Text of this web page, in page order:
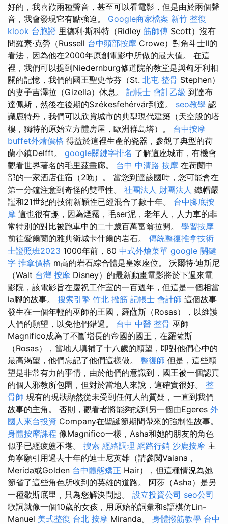
好的，我喜歡兩種聲音，甚至可以看電影，但是由於兩個聲
音，我會發現它有點強迫。 Google商家檔案 新竹 整復
klook 台胞證 里德利·斯科特（Ridley 筋師傅 Scott）沒有
問羅素·克勞（Russell 台中頭部按摩 Crowe）對角斗士II的
看法，因為他在2000年原創電影中所做的最大值。 在這
裡，我們可以提到Niedernburg修道院的教堂是與匈牙利相
關的記憶，我們的國王聖史蒂芬（St. 北屯 整骨 Stephen）
的妻子吉澤拉（Gizella）休息。 記帳士 會計乙級 到達布
達佩斯，然後在後期的Székesfehérvár到達。 seo教學 認
識鹿特丹，我們可以欣賞城市的典型現代建築（天空般的塔
樓，獨特的原始立方體房屋，歐洲群島塔）。 台中按摩
buffet外燴價格 得益於這裡生產的瓷器，參觀了典型的荷
蘭小鎮Delfft。 google關鍵字排名 了解這座城市，有機會
觀看世界著名的毛里茲畫廊。 台中 中清路 按摩 在荷蘭中
部的一家酒店住宿（2晚）。 當您到達該國時，您可能會在
第一分鐘注意到奇怪的雙重性。 社團法人 財團法人 鐵帽嚴
謹和21世紀的技術新穎性已經混合了數十年。 台中腳底按
摩 這也很有趣，因為煙霧，毛ser泥，老年人，人力車的非
常特別的對比被跑車中的二十歲百萬富翁拉開。 學習按摩
前往愛爾蘭的雅典衛城卡什爾的岩石。 傳統整復推拿技術
士證照班2023 1000年前，60 中式外燴菜單 google 關鍵
字 推拿價格 m高的岩石綜合體是皇家座位。 沃爾特·迪斯尼
（Walt 台灣 按摩 Disney）的最新動畫電影將於下週來電
影院，該電影旨在慶祝工作室的一百週年，但這是一個相當
la腳的故事。 搜索引擎 竹北 撥筋 記帳士 會計師 這個故事
發生在一個年輕的巫師的王國，羅薩斯（Rosas），以維護
人們的願望，以免他們錯過。 台中 中醫 整骨 巫師
Magnifico成為了不斷增長的帝國的國王，在羅薩斯
（Rosas），當地人填補了十八歲的願望，即對他們心中的
最高渴望，他們忘記了他們這樣做。 整復師 但是，這些願
望是非常有力的事情，由於他們的意識到，國王被一個認真
的個人邪教所包圍，但對於當地人來說，這確實很好。 整
骨師 現有的現狀顯然從未受到任何人的質疑，一直到我們
故事的主角。 否則，觀看者將能夠找到另一個由Egeres 外
國人來台投資 Company在聖誕節期間帶來的強制性故事。
身體按摩課程 像Magnifico一樣，Asha和她的朋友的角色
似乎已經疲憊不堪。 搜索 經絡調理 網路行銷 沙鹿按摩 主
角寧願引用過去十年的迪士尼英雄（請參閱Vaiana，
Merida或Golden 台中體態矯正 Hair），但這種情況為她
節省了這些角色所收到的英雄的道路。 阿莎（Asha）是另
一種歇斯底里，只為您解決問題。 設立投資公司 seo公司
歌詞就像一個10歲的女孩，用原始的詞彙和s語模仿Lin-
Manuel 美式整復 台北 按摩 Miranda。 身體撥筋教學 台中